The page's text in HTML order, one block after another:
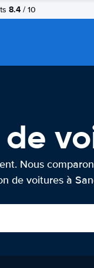
8.4 / 10
Nous
de voitures à